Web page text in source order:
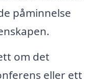
påminnelse
om det
eller ett